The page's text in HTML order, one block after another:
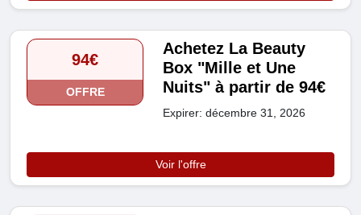
94€
OFFRE
Achetez La Beauty
Box "Mille et Une
Nuits" à partir de 94€
Expirer: décembre 31, 2026
Voir l'offre